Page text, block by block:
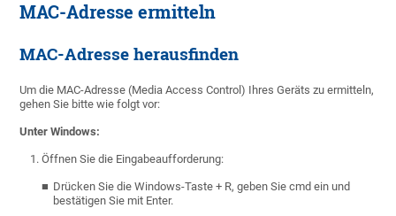
MAC-Adresse ermitteln
MAC-Adresse herausfinden
Um die MAC-Adresse (Media Access Control) Ihres Geräts zu ermitteln,
gehen Sie bitte wie folgt vor:
Unter Windows:
Öffnen Sie die Eingabeaufforderung:
Drücken Sie die Windows-Taste + R, geben Sie cmd ein und
bestätigen Sie mit Enter.